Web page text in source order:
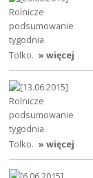
Tolko. » więcej
Tolko. » więcej